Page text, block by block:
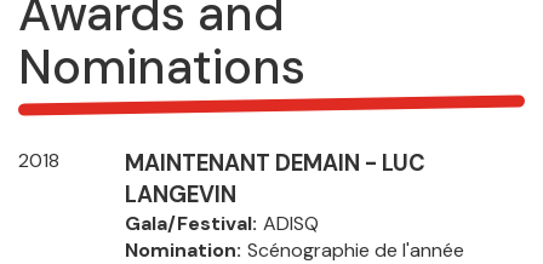
Awards and
Nominations
2018
MAINTENANT DEMAIN - LUC
LANGEVIN
Gala/Festival ADISQ
Nomination Scénographie de l'année